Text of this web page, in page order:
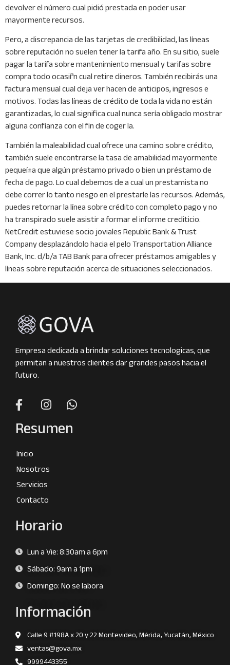
devolver el número cual pidió prestada en poder usar
mayormente recursos.
Pero, a discrepancia de las tarjetas de credibilidad, las líneas
sobre reputación no suelen tener la tarifa año. En su sitio, suele
pagar la tarifa sobre mantenimiento mensual y tarifas sobre
compra todo ocasií³n cual retire dineros. También recibirás una
factura mensual cual deja ver hacen de anticipos, ingresos e
motivos. Todas las líneas de crédito de toda la vida no están
garantizadas, lo cual significa cual nunca serí­a obligado mostrar
alguna confianza con el fin de coger la.
También la maleabilidad cual ofrece una camino sobre crédito,
también suele encontrarse la tasa de amabilidad mayormente
pequeí±a que algún préstamo privado o bien un préstamo de
fecha de pago. Lo cual debemos de a cual un prestamista no
debe correr lo tanto riesgo en el prestarle las recursos. Además,
puedes retornar la línea sobre crédito con completo pago y no
ha transpirado suele asistir a formar el informe crediticio.
NetCredit estuviese socio joviales Republic Bank & Trust
Company desplazándolo hacia el pelo Transportation Alliance
Bank, Inc. d/b/a TAB Bank para ofrecer préstamos amigables y
líneas sobre reputación acerca de situaciones seleccionados.
Empresa dedicada a brindar soluciones tecnologicas, que
permitan a nuestros clientes dar grandes pasos hacia el
futuro.
Resumen
Inicio
Nosotros
Servicios
Contacto
Horario
Lun a Vie: 8:30am a 6pm
Sábado: 9am a 1pm
Domingo: No se labora
Información
Calle 9 #198A x 20 y 22 Montevideo, Mérida, Yucatán, México
ventas@gova.mx
9999443355